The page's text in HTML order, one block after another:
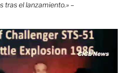
tras el lanzamiento.»–